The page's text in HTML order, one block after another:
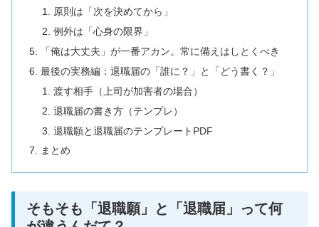
原則は「次を決めてから」
例外は「心身の限界」
「俺は大丈夫」が一番アカン。常に備えはしとくべき
最後の実務編：退職届の「誰に？」と「どう書く？」
渡す相手（上司が加害者の場合）
退職届の書き方（テンプレ）
退職願と退職届のテンプレートPDF
まとめ
そもそも「退職願」と「退職届」って何